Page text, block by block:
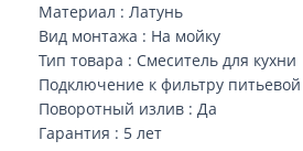
Материал : Латунь
Вид монтажа : На мойку
Тип товара : Смеситель для кухни
Подключение к фильтру
Поворотный излив : Да
Гарантия : 5 лет